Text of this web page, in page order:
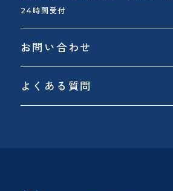
24時間受付
お問い合わせ
よくある質問